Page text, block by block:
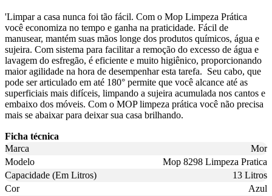
'Limpar a casa nunca foi tão fácil. Com o Mop Limpeza Prática
você economiza no tempo e ganha na praticidade. Fácil de
manusear, mantém suas mãos longe dos produtos químicos, água e
sujeira. Com sistema para facilitar a remoção do excesso de água e
lavagem do esfregão, é eficiente e muito higiênico, proporcionando
maior agilidade na hora de desempenhar esta tarefa. Seu cabo, que
pode ser articulado em até 180° permite que você alcance até as
superficiais mais difíceis, limpando a sujeira acumulada nos cantos e
embaixo dos móveis. Com o MOP limpeza prática você não precisa
mais se abaixar para deixar sua casa brilhando.
Ficha técnica
Marca
Mor
Modelo
Mop 8298 Limpeza Pratica
Capacidade (Em Litros)
13 Litros
Cor
Azul